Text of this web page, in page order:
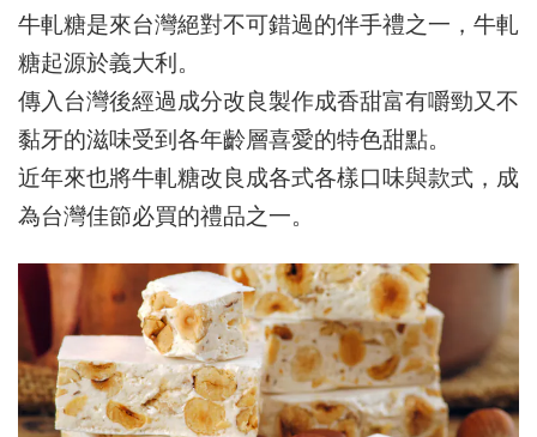
牛軋糖是來台灣絕對不可錯過的伴手禮之一，牛軋
糖起源於義大利。
傳入台灣後經過成分改良製作成香甜富有嚼勁又不
黏牙的滋味受到各年齡層喜愛的特色甜點。
近年來也將牛軋糖改良成各式各樣口味與款式，成
為台灣佳節必買的禮品之一。